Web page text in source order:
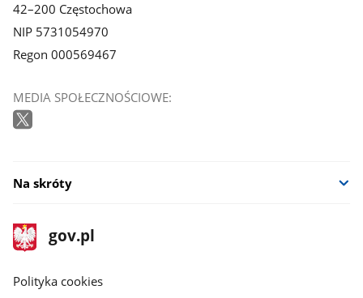
42–200 Częstochowa
NIP 5731054970
Regon 000569467
MEDIA SPOŁECZNOŚCIOWE:
Na skróty
stopka
gov.pl
Strona
gov.pl
gov.pl
Polityka cookies